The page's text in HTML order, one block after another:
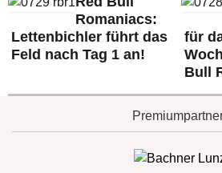
Romaniacs:
Lettenbichler führt das
Feld nach Tag 1 an!
für
Bull